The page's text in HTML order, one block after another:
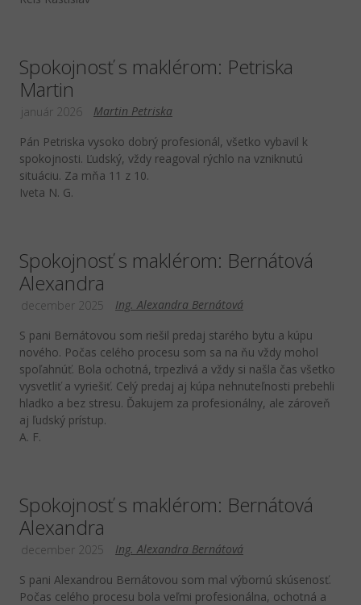
Spokojnosť s maklérom: Petriska
Martin
Martin Petriska
január 2026
Pán Petriska vysoko dobrý profesionál, všetko vybavil k
spokojnosti. Ľudský, vždy reagoval rýchlo na vzniknutú
situáciu. Za mňa 11 z 10.
Iveta N. G.
Spokojnosť s maklérom: Bernátová
Alexandra
Ing. Alexandra Bernátová
december 2025
S pani Bernátovou som riešil predaj starého bytu a kúpu
nového. Počas celého procesu som sa na ňu vždy mohol
spoľahnúť. Bola ochotná, trpezlivá a vždy si našla čas všetko
vysvetliť a vyriešiť. Celý predaj aj kúpa nehnuteľnosti prebehli
hladko a bez stresu. Ďakujem za profesionálny, ale zároveň
aj ľudský prístup.
A. F.
Spokojnosť s maklérom: Bernátová
Alexandra
Ing. Alexandra Bernátová
december 2025
S pani Alexandrou Bernátovou som mal výbornú skúsenosť.
Počas celého procesu bola veľmi profesionálna, ochotná a